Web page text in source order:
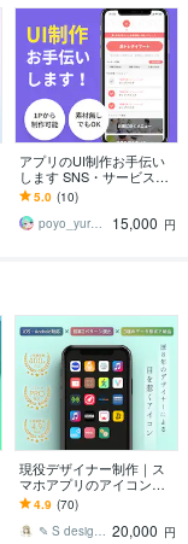
アプリのUI制作お手伝い
します SNS・サービス・
ゲーム・EC・ニュース・
女性向けなど
5.0 (10)
poyo_yuru（ぽよゆる）
15,000 円
現役デザイナー制作｜ス
マホアプリのアイコン作
ります 目を引くUI/UXア
イコン【iOS/Android向
け】
4.9 (70)
✎ S design ✐ 20,000 円